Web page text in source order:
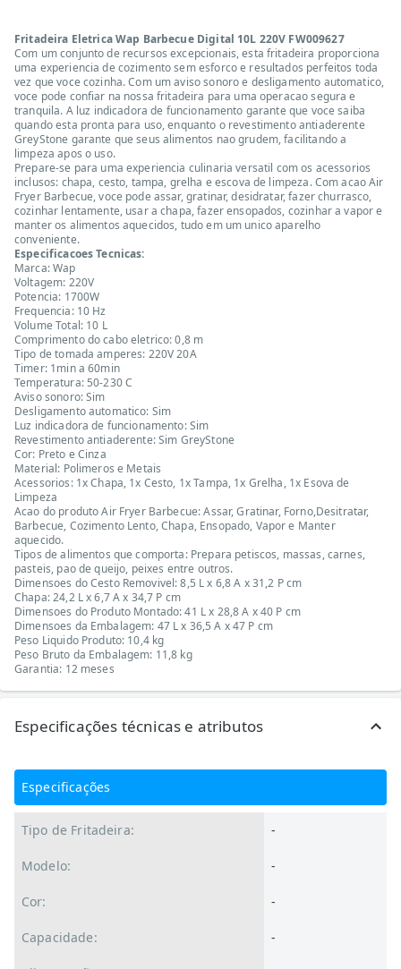
Fritadeira Eletrica Wap Barbecue Digital 10L 220V FW009627
Com um conjunto de recursos excepcionais, esta fritadeira proporciona
uma experiencia de cozimento sem esforco e resultados perfeitos toda
vez que voce cozinha. Com um aviso sonoro e desligamento automatico,
voce pode confiar na nossa fritadeira para uma operacao segura e
tranquila. A luz indicadora de funcionamento garante que voce saiba
quando esta pronta para uso, enquanto o revestimento antiaderente
GreyStone garante que seus alimentos nao grudem, facilitando a
limpeza apos o uso.
Prepare-se para uma experiencia culinaria versatil com os acessorios
inclusos: chapa, cesto, tampa, grelha e escova de limpeza. Com acao Air
Fryer Barbecue, voce pode assar, gratinar, desidratar, fazer churrasco,
cozinhar lentamente, usar a chapa, fazer ensopados, cozinhar a vapor e
manter os alimentos aquecidos, tudo em um unico aparelho
conveniente.
Especificacoes Tecnicas:
Marca: Wap
Voltagem: 220V
Potencia: 1700W
Frequencia: 10 Hz
Volume Total: 10 L
Comprimento do cabo eletrico: 0,8 m
Tipo de tomada amperes: 220V 20A
Timer: 1min a 60min
Temperatura: 50-230 C
Aviso sonoro: Sim
Desligamento automatico: Sim
Luz indicadora de funcionamento: Sim
Revestimento antiaderente: Sim GreyStone
Cor: Preto e Cinza
Material: Polimeros e Metais
Acessorios: 1x Chapa, 1x Cesto, 1x Tampa, 1x Grelha, 1x Esova de
Limpeza
Acao do produto Air Fryer Barbecue: Assar, Gratinar, Forno,Desitratar,
Barbecue, Cozimento Lento, Chapa, Ensopado, Vapor e Manter
aquecido.
Tipos de alimentos que comporta: Prepara petiscos, massas, carnes,
pasteis, pao de queijo, peixes entre outros.
Dimensoes do Cesto Removivel: 8,5 L x 6,8 A x 31,2 P cm
Chapa: 24,2 L x 6,7 A x 34,7 P cm
Dimensoes do Produto Montado: 41 L x 28,8 A x 40 P cm
Dimensoes da Embalagem: 47 L x 36,5 A x 47 P cm
Peso Liquido Produto: 10,4 kg
Peso Bruto da Embalagem: 11,8 kg
Garantia: 12 meses
Especificações técnicas e atributos
Especificações
Tipo de Fritadeira: -
Modelo: -
Cor: -
Capacidade: -